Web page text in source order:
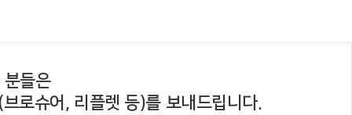
분들은
로슈어, 리플렛 등)를 보내드립니다.